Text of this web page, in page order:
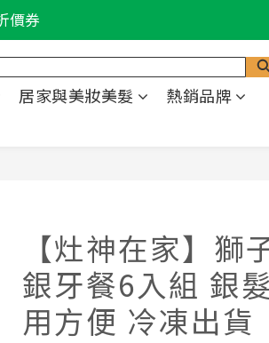
價券
折
居家與美妝美髮
熱銷品牌
【灶神在家】獅
銀牙餐6入組 銀
用方便 冷凍出貨